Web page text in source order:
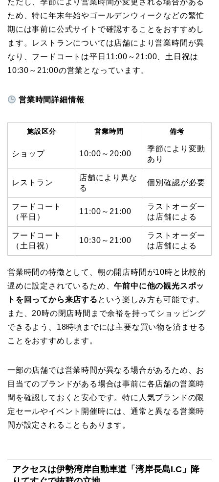
ただし、季節により営業時間が変更される場合がある
ため、特に年末年始やゴールデンウィークなどの繁忙
期には事前に公式サイトで確認することをおすすめし
ます。レストランについては店舗により営業時間が異
なり、フードコートは平日11:00～21:00、土日祝は
10:30～21:00の営業となっています。
営業時間詳細情報
施設区分 営業時間 備考
ショップ 10:00～20:00
季節により変動
あり
レストラン
店舗により異な
る
個別確認が必要
フードコート
（平日）
11:00～21:00
ラストオーダー
は店舗による
フードコート
（土日祝）
10:30～21:00
ラストオーダー
は店舗による
営業時間の特徴として、朝の開店時間が10時と比較的
遅めに設定されているため、午前中に他の観光スポッ
トを回ってから来店する という楽しみ方も可能です。
また、20時の閉店時間まで余裕を持ってショッピング
できるよう、18時頃までには主要な買い物を済ませる
ことをおすすめします。
一部の店舗では営業時間が異なる場合があるため、お
目当てのブランドがある場合は事前に各店舗の営業時
間を確認しておくと安心です。特に人気ブランドの限
定セールやイベント開催時には、通常と異なる営業時
間が設定されることもあります。
アクセスは伊勢湾岸自動車道「湾岸長島I.C」降